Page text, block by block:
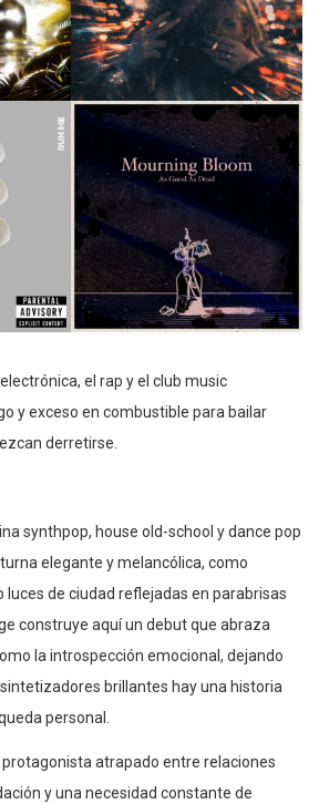
el rap y el club music
y exceso en combustible para bailar
derretirse.
synthpop, house old-school y dance pop
elegante y melancólica, como
luces de ciudad reflejadas en parabrisas
construye aquí un debut que abraza
la introspección emocional, dejando
brillantes hay una historia
personal.
protagonista atrapado entre relaciones
y una necesidad constante de